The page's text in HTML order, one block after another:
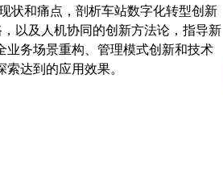
状和痛点，剖析车站数字化转型创新
以及人机协同的创新方法论，指导新
业务场景重构、管理模式创新和技术
达到的应用效果。